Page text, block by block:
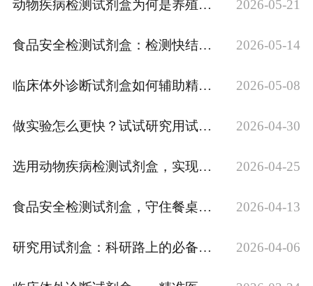
动物疾病检测试剂盒为何是养殖户必备？ 2026-05-21
食品安全检测试剂盒：检测快结果准 2026-05-14
临床体外诊断试剂盒如何辅助精准医疗？ 2026-05-08
做实验怎么更快？试试研究用试剂盒 2026-04-30
选用动物疾病检测试剂盒，实现快速精准判断 2026-04-25
食品安全检测试剂盒，守住餐桌前的健康防线 2026-04-13
研究用试剂盒：科研路上的必备工具 2026-04-06